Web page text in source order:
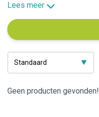
Lees meer
Geen producten gevonden!